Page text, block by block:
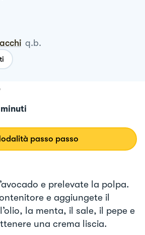
q.b.
minuti
passo passo
e prelevate la polpa.
e aggiungete il
la menta, il sale, il pepe e
una crema liscia.